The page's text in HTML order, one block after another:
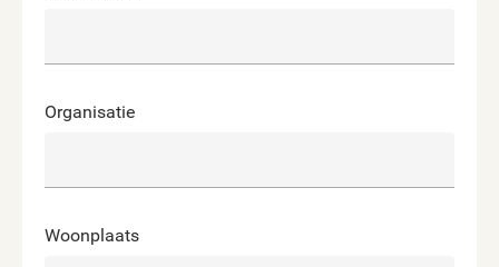
Organisatie
Woonplaats